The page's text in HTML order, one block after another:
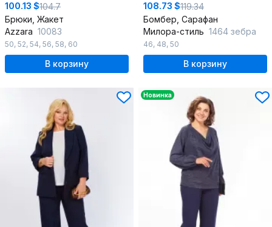
100.13 $104.7
Брюки, Жакет
Azzara 10083
50, 52, 54, 56, 58, 60
В корзину
108.73 $119.34
Бомбер, Сарафан
Милора-стиль 1464 зебра
46, 48, 50
В корзину
Новинка